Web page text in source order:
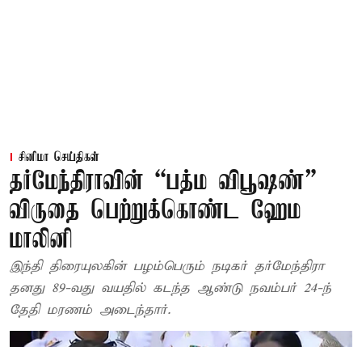
சினிமா செய்திகள்
தர்மேந்திராவின் “பத்ம விபூஷண்”
விருதை பெற்றுக்கொண்ட ஹேம
மாலினி
இந்தி திரையுலகின் பழம்பெரும் நடிகர் தர்மேந்திரா
தனது 89-வது வயதில் கடந்த ஆண்டு நவம்பர் 24-ந்
தேதி மரணம் அடைந்தார்.